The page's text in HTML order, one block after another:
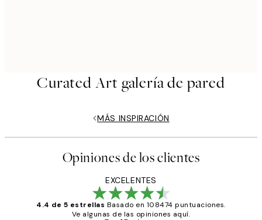
Curated Art galería de pared
MÁS INSPIRACIÓN
Opiniones de los clientes
EXCELENTES
4.4 de 5 estrellas Basado en 108474 puntuaciones.
Ve algunas de las opiniones aquí.